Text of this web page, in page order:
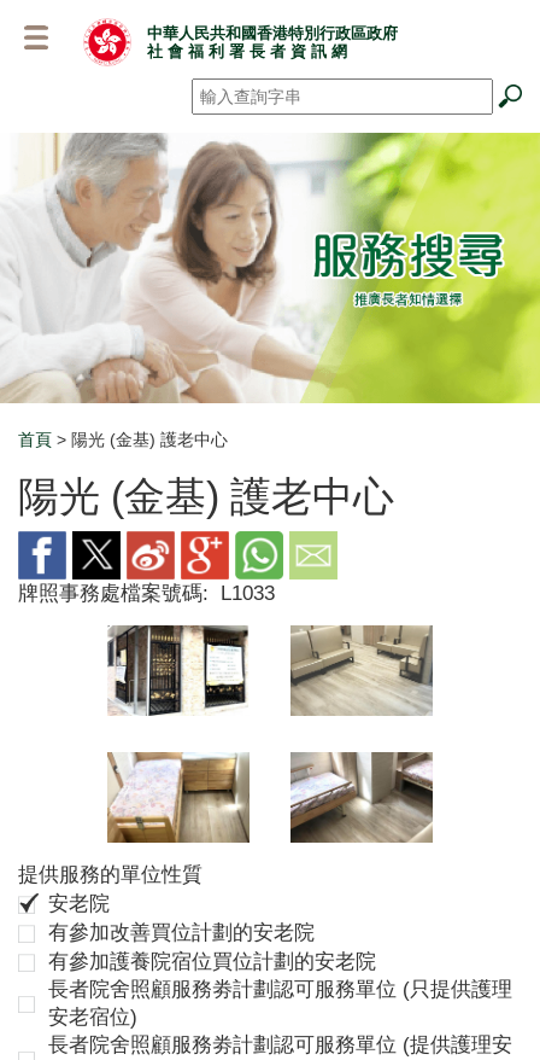
中華人民共和國香港特別行政區政府
社 會 福 利 署 長 者 資 訊 網
搜尋 *
Breadcrumb
首頁 > 陽光 (金基) 護老中心
陽光 (金基) 護老中心
牌照事務處檔案號碼: L1033
提供服務的單位性質
安老院
有參加改善買位計劃的安老院
有參加護養院宿位買位計劃的安老院
長者院舍照顧服務劵計劃認可服務單位 (只提供護理
安老宿位)
長者院舍照顧服務劵計劃認可服務單位 (提供護理安